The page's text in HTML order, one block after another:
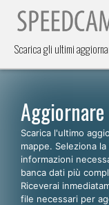
Scarica gli ultimi
Scarica l'ultimo
mappe. Seleziona
informazioni
banca dati più
Riceverai
file necessari per